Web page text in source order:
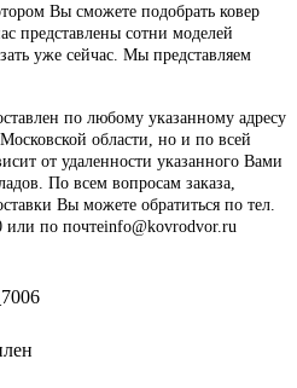
Вы сможете подобрать ковер
представлены сотни моделей
уже сейчас. Мы представляем
по любому указанному адресу
области, но и по всей
от удаленности указанного Вами
По всем вопросам заказа,
Вы можете обратиться по тел.
по почтеinfo@kovrodvor.ru